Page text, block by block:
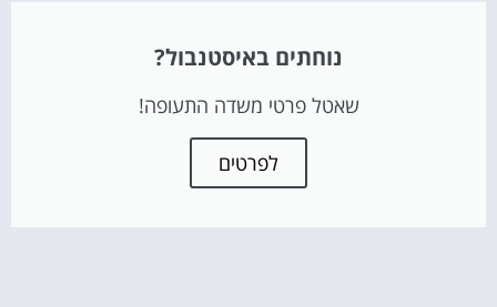
נוחתים באיסטנבול?
שאטל פרטי משדה התעופה!
לפרטים